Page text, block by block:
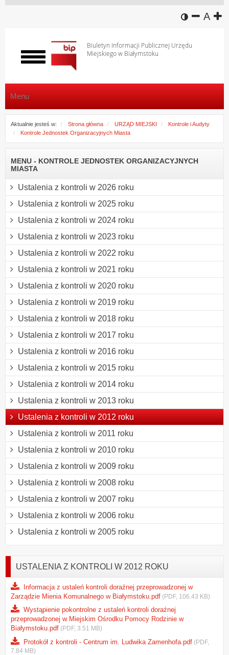
wersja
A
Biuletyn Informacji Publicznej Urzędu
Miejskiego w Białymstoku
Włącz
menu
Menu
Aktualnie jesteś w: Strona główna URZĄD MIEJSKI
Kontrole i Audyty
Kontrole Jednostek Organizacyjnych Miasta
MENU - KONTROLE JEDNOSTEK ORGANIZACYJNYCH
MIASTA
Ustalenia z kontroli w 2026 roku
Ustalenia z kontroli w 2025 roku
Ustalenia z kontroli w 2024 roku
Ustalenia z kontroli w 2023 roku
Ustalenia z kontroli w 2022 roku
Ustalenia z kontroli w 2021 roku
Ustalenia z kontroli w 2020 roku
Ustalenia z kontroli w 2019 roku
Ustalenia z kontroli w 2018 roku
Ustalenia z kontroli w 2017 roku
Ustalenia z kontroli w 2016 roku
Ustalenia z kontroli w 2015 roku
Ustalenia z kontroli w 2014 roku
Ustalenia z kontroli w 2013 roku
Ustalenia z kontroli w 2012 roku
Ustalenia z kontroli w 2011 roku
Ustalenia z kontroli w 2010 roku
Ustalenia z kontroli w 2009 roku
Ustalenia z kontroli w 2008 roku
Ustalenia z kontroli w 2007 roku
Ustalenia z kontroli w 2006 roku
Ustalenia z kontroli w 2005 roku
USTALENIA Z KONTROLI W 2012 ROKU
Informacja z ustaleń kontroli doraźnej przeprowadzonej w
Zarządzie Mienia Komunalnego w Białymstoku.pdf (PDF, 106.43 KB)
Wystąpienie pokontrolne z ustaleń kontroli doraźnej
przeprowadzonej w Miejskim Ośrodku Pomocy Rodzinie w
Białymstoku.pdf (PDF, 3.51 MB)
Protokół z kontroli - Centrum im. Ludwika Zamenhofa.pdf (PDF,
7.84 MB)